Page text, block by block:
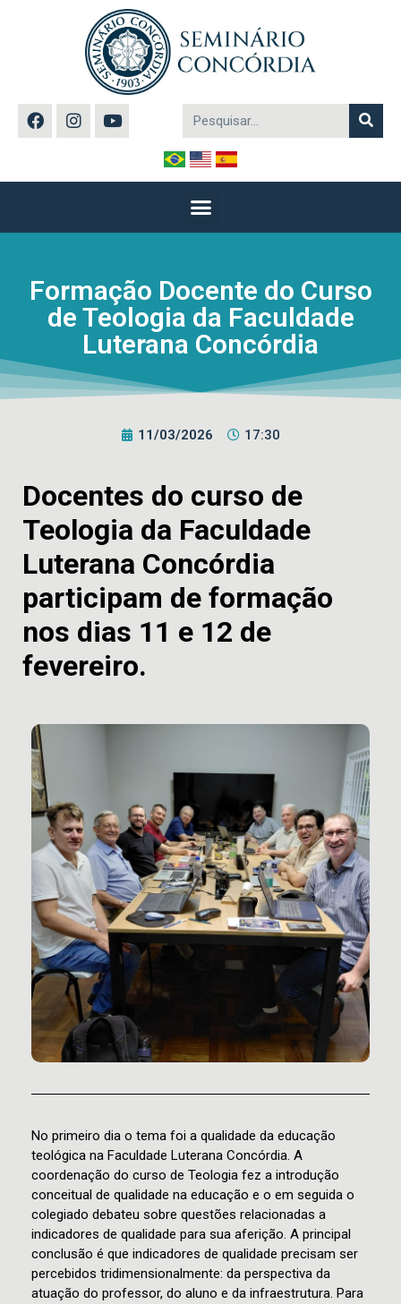
Formação Docente do Curso
de Teologia da Faculdade
Luterana Concórdia
11/03/2026 17:30
Docentes do curso de
Teologia da Faculdade
Luterana Concórdia
participam de formação
nos dias 11 e 12 de
fevereiro.
No primeiro dia o tema foi a qualidade da educação
teológica na Faculdade Luterana Concórdia. A
coordenação do curso de Teologia fez a introdução
conceitual de qualidade na educação e o em seguida o
colegiado debateu sobre questões relacionadas a
indicadores de qualidade para sua aferição. A principal
conclusão é que indicadores de qualidade precisam ser
percebidos tridimensionalmente: da perspectiva da
atuação do professor, do aluno e da infraestrutura. Para